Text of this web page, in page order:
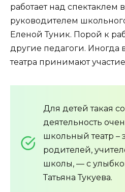
работает над спектаклем
руководителем
Еленой Туник. Порой к
другие педагоги. Иногда
театра принимают
Для детей такая
деятельность
школьный театр –
родителей,
школы, — с
Татьяна Тукуева.